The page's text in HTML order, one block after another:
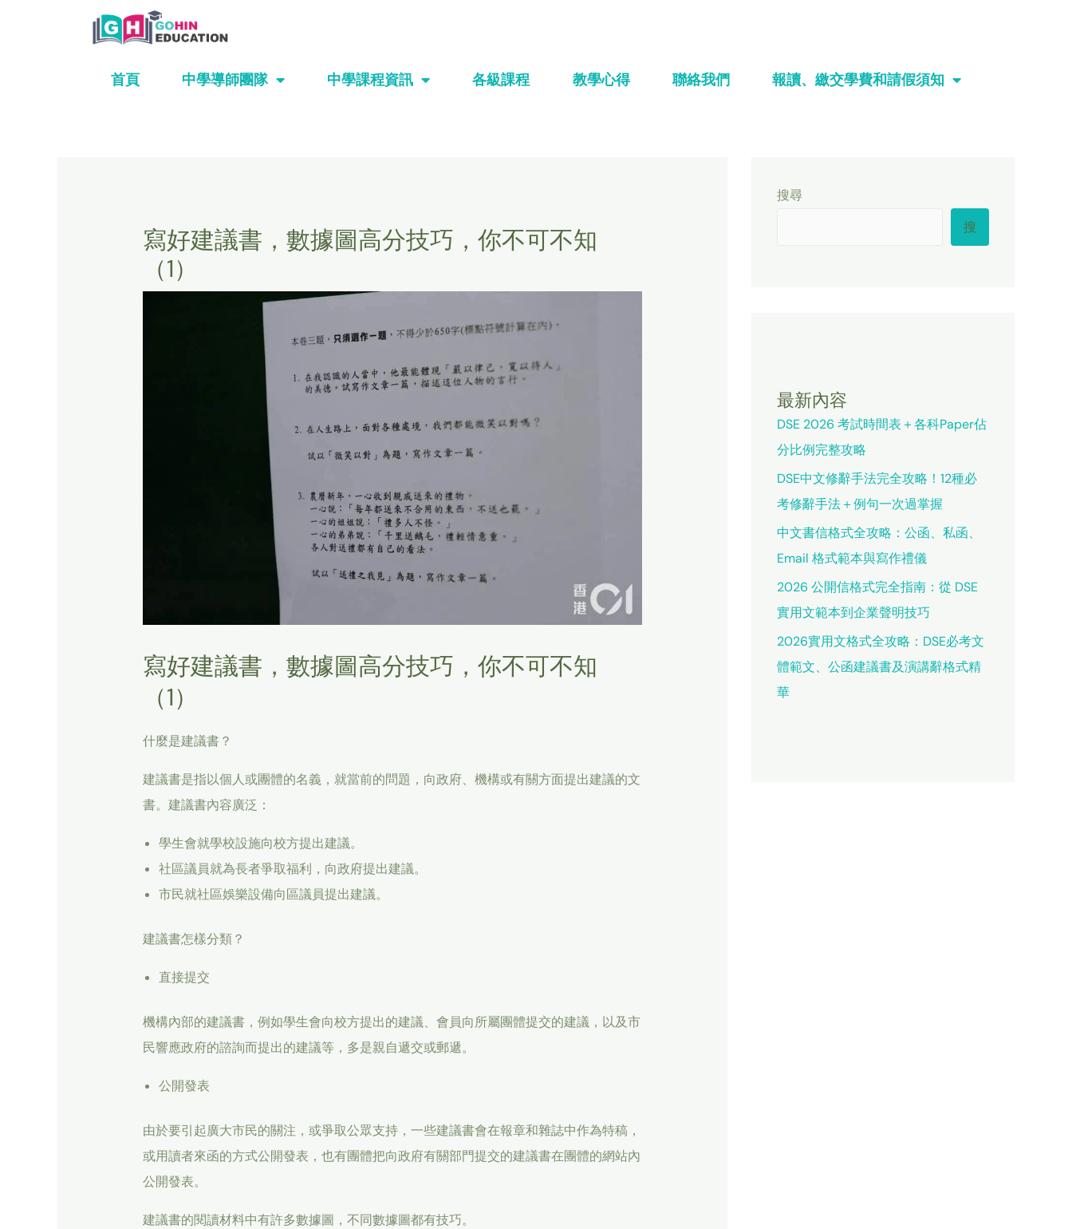
首頁 中學導師團隊 中學課程資訊 各級課程 教學心得 聯絡我們 報讀、繳交學費和請假須知
寫好建議書，數據圖高分技巧，你不可不知
（1）
寫好建議書，數據圖高分技巧，你不可不知
（1）
什麼是建議書？
建議書是指以個人或團體的名義，就當前的問題，向政府、機構或有關方面提出建議的文
書。建議書內容廣泛：
學生會就學校設施向校方提出建議。
社區議員就為長者爭取福利，向政府提出建議。
市民就社區娛樂設備向區議員提出建議。
建議書怎樣分類？
直接提交
機構內部的建議書，例如學生會向校方提出的建議、會員向所屬團體提交的建議，以及市
民響應政府的諮詢而提出的建議等，多是親自遞交或郵遞。
公開發表
由於要引起廣大市民的關注，或爭取公眾支持，一些建議書會在報章和雜誌中作為特稿，
或用讀者來函的方式公開發表，也有團體把向政府有關部門提交的建議書在團體的網站內
公開發表。
建議書的閱讀材料中有許多數據圖，不同數據圖都有技巧。
搜尋
搜
最新內容
DSE 2026 考試時間表＋各科Paper佔
分比例完整攻略
DSE中文修辭手法完全攻略！12種必
考修辭手法＋例句一次過掌握
中文書信格式全攻略：公函、私函、
Email 格式範本與寫作禮儀
2026 公開信格式完全指南：從 DSE
實用文範本到企業聲明技巧
2026實用文格式全攻略：DSE必考文
體範文、公函建議書及演講辭格式精
華